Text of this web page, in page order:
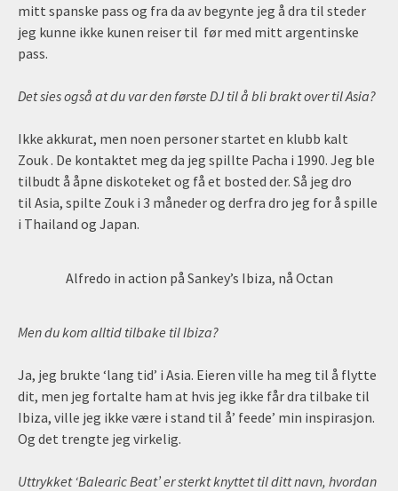
mitt spanske pass og fra da av begynte jeg å dra til steder
jeg kunne ikke kunen reiser til før med mitt argentinske
pass.
Det sies også at du var den første DJ til å bli brakt over til Asia?
Ikke akkurat, men noen personer startet en klubb kalt
Zouk . De kontaktet meg da jeg spillte Pacha i 1990. Jeg ble
tilbudt å åpne diskoteket og få et bosted der. Så jeg dro
til Asia, spilte Zouk i 3 måneder og derfra dro jeg for å spille
i Thailand og Japan.
Alfredo in action på Sankey’s Ibiza, nå Octan
Men du kom alltid tilbake til Ibiza?
Ja, jeg brukte ‘lang tid’ i Asia. Eieren ville ha meg til å flytte
dit, men jeg fortalte ham at hvis jeg ikke får dra tilbake til
Ibiza, ville jeg ikke være i stand til å’ feede’ min inspirasjon.
Og det trengte jeg virkelig.
Uttrykket ‘Balearic Beat’ er sterkt knyttet til ditt navn, hvordan